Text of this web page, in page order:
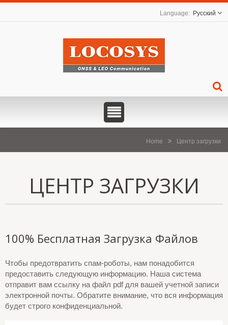
Русский
Home Центр загрузки
ЦЕНТР ЗАГРУЗКИ
100% Бесплатная Загрузка Файлов
Чтобы предотвратить спам-роботы, нам понадобится
предоставить следующую информацию. Наша система
отправит вам ссылку на файл pdf для вашей учетной записи
электронной почты. Обратите внимание, что вся информация
будет строго конфиденциальной.